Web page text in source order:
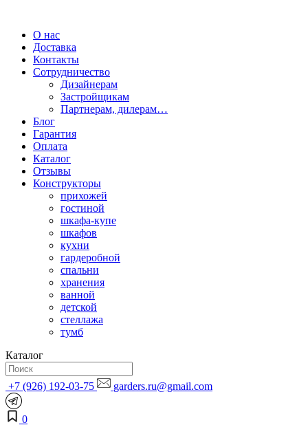
О нас
Доставка
Контакты
Сотрудничество
Дизайнерам
Застройщикам
Партнерам, дилерам…
Блог
Гарантия
Оплата
Каталог
Отзывы
Конструкторы
прихожей
гостиной
шкафа-купе
шкафов
кухни
гардеробной
спальни
хранения
ванной
детской
стеллажа
тумб
Каталог
+7 (926) 192-03-75 garders.ru@gmail.com
0